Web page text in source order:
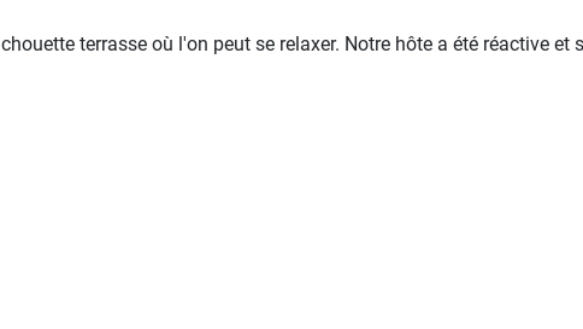
terrasse où l'on peut se relaxer. Notre hôte a été réactive